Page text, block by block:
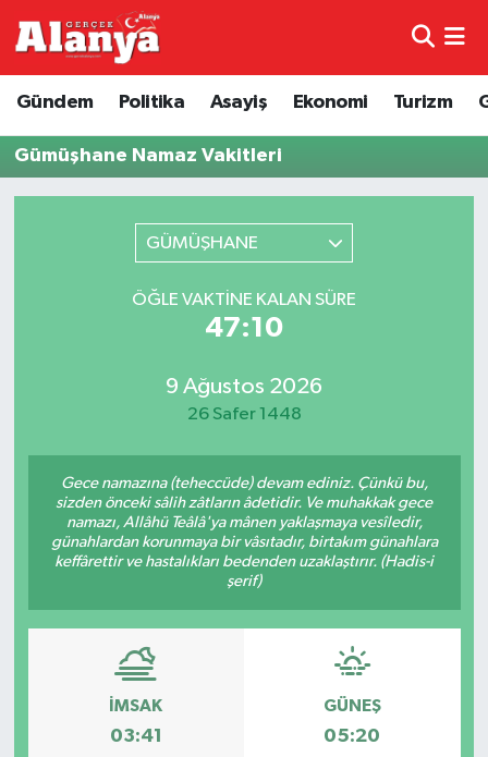
Gündem Politika Asayiş Ekonomi Turizm
Gümüşhane Namaz Vakitleri
GÜMÜŞHANE
ÖĞLE VAKTINE KALAN SÜRE
47:10
9 Ağustos 2026
26 Safer 1448
Gece namazına (teheccüde) devam ediniz. Çünkü bu,
sizden önceki sâlih zâtların âdetidir. Ve muhakkak gece
namazı, Allâhü Teâlâ'ya mânen yaklaşmaya vesîledir,
günahlardan korunmaya bir vâsıtadır, birtakım günahlara
keffârettir ve hastalıkları bedenden uzaklaştırır. (Hadis-i
şerif)
İMSAK
03:41
GÜNEŞ
05:20
Genel
Bilim
Bilim ve Teknoloji
Gizlilik İlkeleri - Privacy Policy
Politika
Trafik Durumu
Süper Lig Puan Durumu ve Fikstür
Tüm Manşetler
Son Dakika Haberleri